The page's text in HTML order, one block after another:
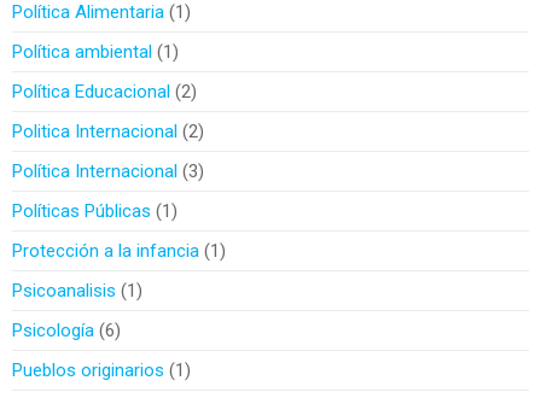
Política Alimentaria 1
Política ambiental 1
Política Educacional 2
Politica Internacional 2
Política Internacional 3
Políticas Públicas
1
Protección a la infancia 1
Psicoanalisis
1
Psicología 6
Pueblos originarios
1